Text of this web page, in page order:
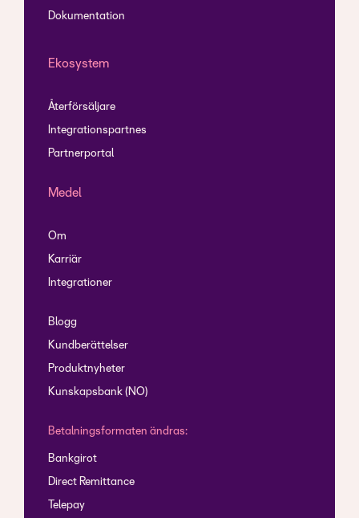
Dokumentation
Ekosystem
Återförsäljare
Integrationspartnes
Partnerportal
Medel
Om
Karriär
Integrationer
Blogg
Kundberättelser
Produktnyheter
Kunskapsbank (NO)
Betalningsformaten ändras:
Bankgirot
Direct Remittance
Telepay